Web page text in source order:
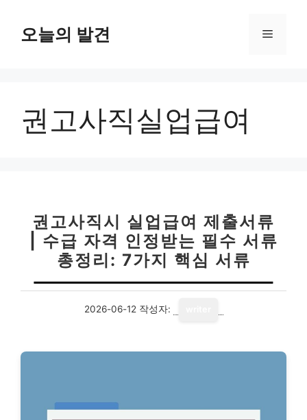
오늘의 발견 메
권고사직실업급여
권고사직시 실업급여 제출서류
| 수급 자격 인정받는 필수 서류
총정리: 7가지 핵심 서류
2026-06-12 작성자: